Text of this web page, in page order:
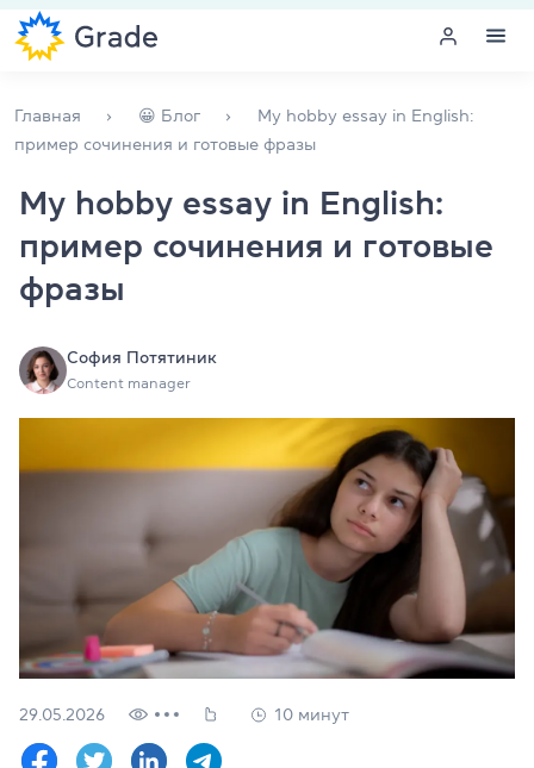
Обучение для преподавателей
Английский для компаний
Подготовка к экзаменам
уровень
Оставить заявку
Язык сайта
Главная 😀 Блог
My hobby essay in English:
пример сочинения и готовые фразы
My hobby essay in English:
пример сочинения и готовые
фразы
София Потятиник
Content manager
29.05.2026 10 минут